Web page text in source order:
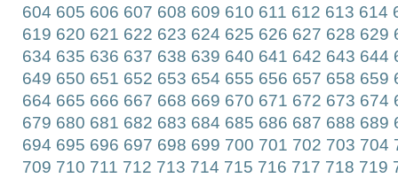
604 605 606 607 608 609 610 611 612 613 614
619 620 621 622 623 624 625 626 627 628 629
634 635 636 637 638 639 640 641 642 643 644
649 650 651 652 653 654 655 656 657 658 659
664 665 666 667 668 669 670 671 672 673 674
679 680 681 682 683 684 685 686 687 688 689
694 695 696 697 698 699 700 701 702 703 704
709 710 711 712 713 714 715 716 717 718 719